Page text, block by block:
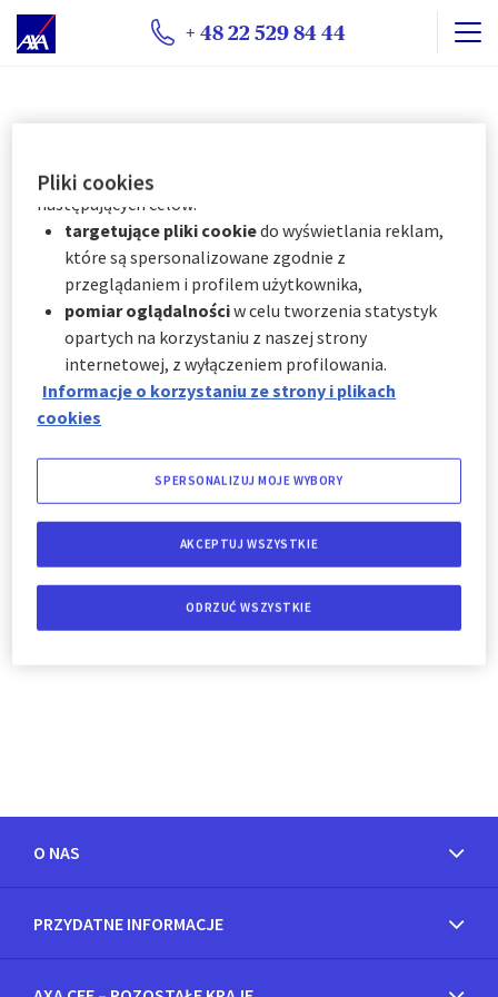
+ 48 22 529 84 44
O NAS
PRZYDATNE INFORMACJE
Pliki cookies
natychmiast, klikając "
" poniżej; lub
AXA Partners wykorzystuje pliki cookie do
następujących celów:
targetujące pliki cookiedo wyświetlania reklam,
które są spersonalizowane zgodnie z
przeglądaniem i profilem użytkownika,
pomiar oglądalnościw celu tworzenia statystyk
opartych na korzystaniu z naszej strony
internetowej, z wyłączeniem profilowania.
Informacje o korzystaniu ze strony i plikach
cookies
SPERSONALIZUJ MOJE WYBORY
ODRZUĆ WSZYSTKIE
AKCEPTUJ WSZYSTKIE